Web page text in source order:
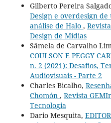
Gilberto Pereira
Design e overdesign
análise de Halo ,
Design de Mídias
Sâmela de Carvalho
COULSON E PEGGY
n. 2 (2021): Desafios,
Audiovisuais - Parte 2
Charles Bicalho,
Chomón , Revista
Tecnologia
Dario Mesquita,